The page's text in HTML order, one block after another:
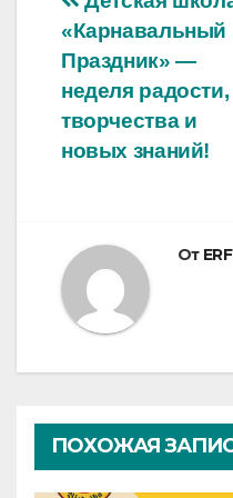
по
записям
«Карнавальный
Праздник» —
неделя радости,
творчества и
новых знаний!
От
ПОХОЖАЯ